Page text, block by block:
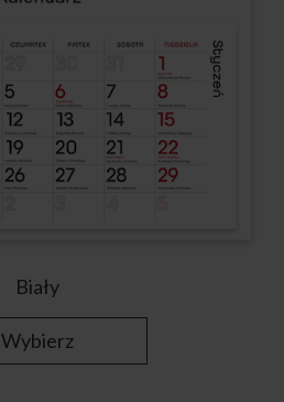
Biały
Wybierz